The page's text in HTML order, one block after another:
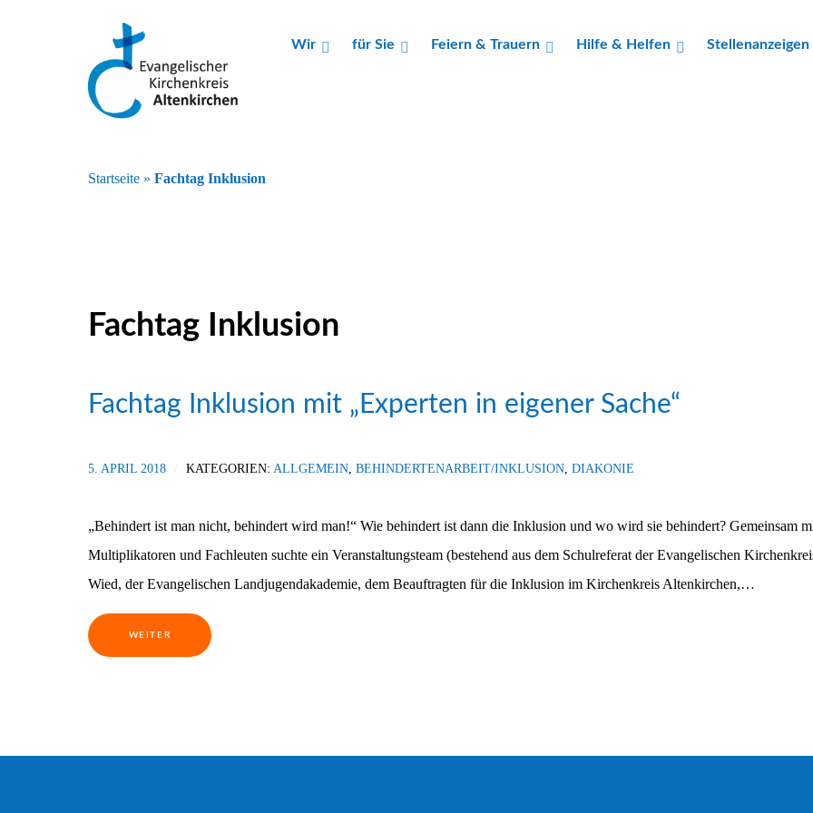
Wir für Sie Feiern & Trauern Hilfe & Helfen Stellenanzeigen
Startseite » Fachtag Inklusion
Fachtag Inklusion
Fachtag Inklusion mit „Experten in eigener Sache“
5. APRIL 2018 KATEGORIEN: ALLGEMEIN, BEHINDERTENARBEIT/INKLUSION, DIAKONIE
„Behindert ist man nicht, behindert wird man!“ Wie behindert ist dann die Inklusion und wo wird sie behindert? Gemeinsam
Multiplikatoren und Fachleuten suchte ein Veranstaltungsteam (bestehend aus dem Schulreferat der Evangelischen
Wied, der Evangelischen Landjugendakademie, dem Beauftragten für die Inklusion im Kirchenkreis Altenkirchen,…
WEITER